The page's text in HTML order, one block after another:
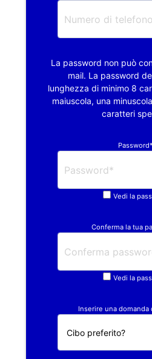
La password non può
mail. La password
lunghezza di minimo 8
maiuscola, una
caratteri
Password*
Vedi la
Conferma la tua
Vedi la
Inserire una domanda